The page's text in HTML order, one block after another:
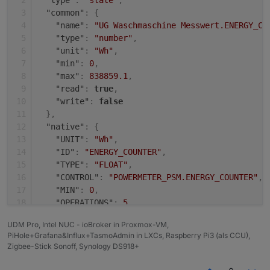
"common" :
{
"name" :
"UG Waschmaschine
"type" : "number" ,
"unit" : "Wh" ,
"min" : 0,
"max" : 838859.1,
"read" : true,
"write" :
false
} ,
"native" :
{
"UNIT" : "Wh" ,
"ID" : "ENERGY_COUNTER" ,
"TYPE" : "FLOAT" ,
"CONTROL" : "POWERMETER_PSM.ENERGY_COUNTER" ,
"MIN" : 0,
"OPERATIONS" : 5
"FLAGS": 1,
"DEFAULT":
0
"system.adapter.hm-rega.0",
UDM Pro, Intel NUC - ioBroker in Proxmox-VM,
PiHole+Grafana&Influx+TasmoAdmin in LXCs, Raspberry Pi3 (als CCU),
Zigbee-Stick Sonoff, Synology DS918+